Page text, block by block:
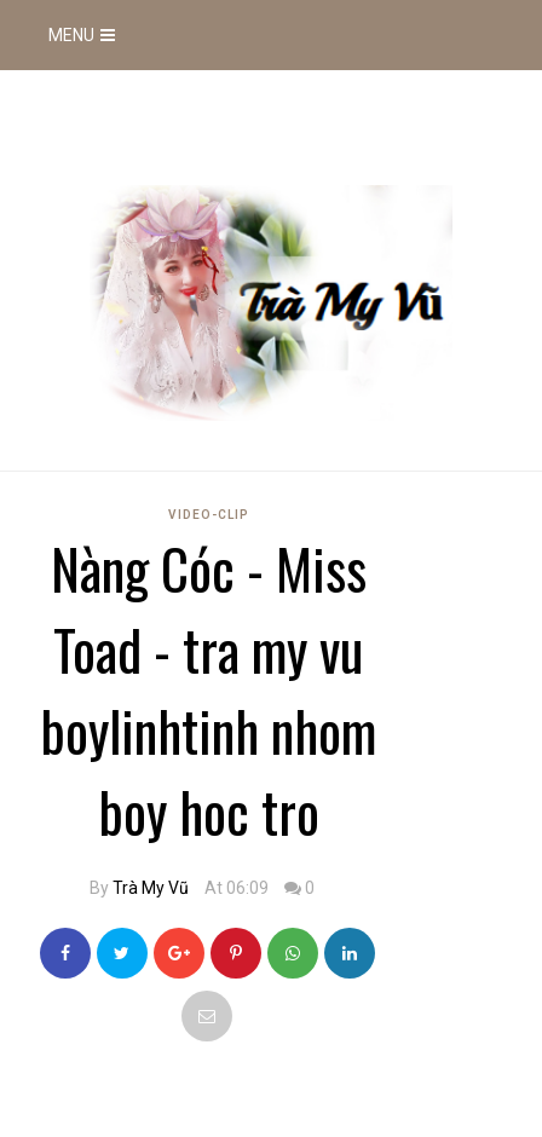
MENU
VIDEO-CLIP
Nàng Cóc - Miss
Toad - tra my vu
boylinhtinh nhom
boy hoc tro
ByTrà My Vũ At 06:09 0